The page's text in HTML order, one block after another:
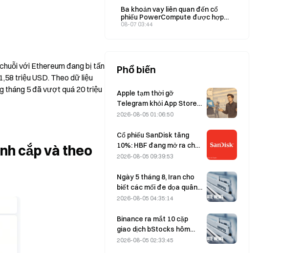
với Ethereum đang bị tấn
triệu USD. Theo dữ liệu
tháng 5 đã vượt quá 20 triệu
cắp và theo
Ba khoản vay liên quan đến cổ
phiếu PowerCompute được hợp
nhất thành một khoản vay trả gốc
08-07 03:44
Phổ biến
Apple tạm thời gỡ
Telegram khỏi App Store
vì CSAM; Durov bác bỏ cáo
đã hứng chịu “một cuộc
tấn công an ninh”.
2026-08-05 01:06:50
Cổ phiếu SanDisk tăng
10%: HBF đang mở ra chu
kỳ tăng trưởng mới cho
nào, và liệu báo cáo tài
chính có thể xác thực luận
điểm tăng trưởng này?
2026-08-05 09:39:53
Ngày 5 tháng 8, Iran cho
biết các mối đe dọa quân
sự của Mỹ đã khiến thỏa
Hormuz bị trì hoãn.
2026-08-05 04:35:14
Binance ra mắt 10 cặp
giao dịch bStocks hôm
nay lúc 20:00 (UTC+8),
2026-08-05 02:33:45